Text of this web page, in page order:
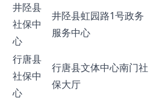
井陉县
社保中
心
井陉县虹园路1号政务
服务中心
行唐县
社保中
心
行唐县文体中心南门社
保大厅